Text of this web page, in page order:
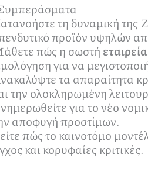
τη δυναμική της
προϊόν υψηλών
πώς η σωστή
για να
τα απαραίτητα
την ολοκληρωμένη
για το νέο
αποφυγή προστίμων.
πώς το καινοτόμο
και κορυφαίες κριτικές.